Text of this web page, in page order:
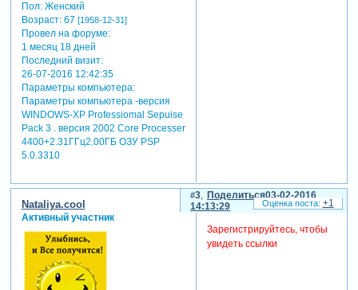
Пол:Женский
Возраст:67 [1958-12-31]
Провел на форуме:
1 месяц 18 дней
Последний визит:
26-07-2016 12:42:35
Параметры компьютера:
Параметры компьютера -версия
WINDOWS-XP Professiomal Sepuise
Pack 3 . версия 2002 Core Processer
4400+2.31ГГц2.00ГБ ОЗУ PSP
5.0.3310
Поделиться
3
03-02-2016
14:13:29
Nataliya.cool
Активный участник
Зарегистрируйтесь, чтобы
увидеть ссылки
+1